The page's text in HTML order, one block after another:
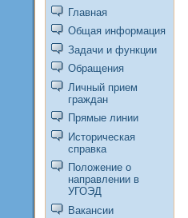
Главная
Общая информация
Задачи и функции
Обращения
Личный прием
граждан
Прямые линии
Историческая
справка
Положение о
направлении в
УГОЭД
Вакансии